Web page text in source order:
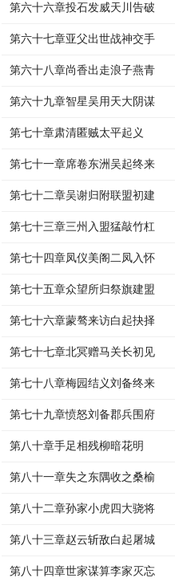
第六十六章投石发威天川告破
第六十七章亚父出世战神交手
第六十八章尚香出走浪子燕青
第六十九章智星吴用天大阴谋
第七十章肃清匿贼太平起义
第七十一章席卷东洲吴起终来
第七十二章吴谢归附联盟初建
第七十三章三州入盟猛敲竹杠
第七十四章凤仪美阁二凤入怀
第七十五章众望所归祭旗建盟
第七十六章蒙骜来访白起抉择
第七十七章北冥赠马关长初见
第七十八章梅园结义刘备终来
第七十九章愤怒刘备郡兵围府
第八十章手足相残柳暗花明
第八十一章失之东隅收之桑榆
第八十二章孙家小虎四大骁将
第八十三章赵云斩敌白起屠城
第八十四章世家谋算李家灭忘